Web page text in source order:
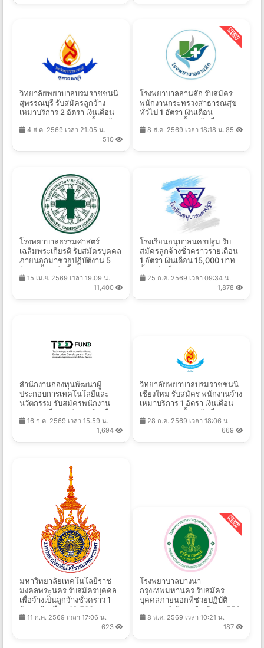
วิทยาลัยพยาบาลบรมราชชนนี
สุพรรณบุรี รับสมัครลูกจ้าง
เหมาบริการ 2 อัตรา เงินเดือน
9,000 - 10,000 บาท ตั้งแต่วัน
ที่ 1-10 ส.ค. 2569
4 ส.ค. 2569 เวลา 21:05 น.
510
โรงพยาบาลลานสัก รับสมัคร
พนักงานกระทรวงสาธารณสุข
ทั่วไป 1 อัตรา เงินเดือน
18,000 บาท ตั้งแต่วันที่ 10 - 17
ส.ค. 2569
8 ส.ค. 2569 เวลา 18:18 น. 85
โรงพยาบาลธรรมศาสตร์
เฉลิมพระเกียรติ รับสมัครบุคคล
ภายนอกมาช่วยปฏิบัติงาน 5
อัตรา ตั้งแต่บัดนี้ - 30 ก.ย.
2569
15 เม.ย. 2569 เวลา 19:09 น.
11,400
โรงเรียนอนุบาลนครปฐม รับ
สมัครลูกจ้างชั่วคราวรายเดือน
1 อัตรา เงินเดือน 15,000 บาท
ตั้งแต่วันที่ 31 ก.ค. - 10 ส.ค.
2569
25 ก.ค. 2569 เวลา 09:34 น.
1,878
สำนักงานกองทุนพัฒนาผู้
ประกอบการเทคโนโลยีและ
นวัตกรรม รับสมัครพนักงาน
ทุนหมุนเวียน 2 อัตรา เงินเดือน
25,000 บาท ตั้งแต่บัดนี้ถึง 12
16 ก.ค. 2569 เวลา 15:59 น.
1,694
วิทยาลัยพยาบาลบรมราชชนนี
เชียงใหม่ รับสมัคร พนักงานจ้าง
เหมาบริการ 1 อัตรา เงินเดือน
15,000 บาท ตั้งแต่วันที่ 16 ก.ค.
- 14 ส.ค. 2569
28 ก.ค. 2569 เวลา 18:06 น.
669
มหาวิทยาลัยเทคโนโลยีราช
มงคลพระนคร รับสมัครบุคคล
เพื่อจ้างเป็นลูกจ้างชั่วคราว 1
อัตรา เงินเดือน 16,500 บาท
ตั้งแต่วันที่ 19 ก.ค. - 16 ส.ค.
11 ก.ค. 2569 เวลา 17:06 น.
623
โรงพยาบาลบางนา
กรุงเทพมหานคร รับสมัคร
บุคคลภายนอกที่ช่วยปฏิบัติ
ราชการ 2 อัตรา จ้างวันละ 550
- 1,400 บาท ตั้งแต่วันที่ 7-14
8 ส.ค. 2569 เวลา 10:21 น.
187